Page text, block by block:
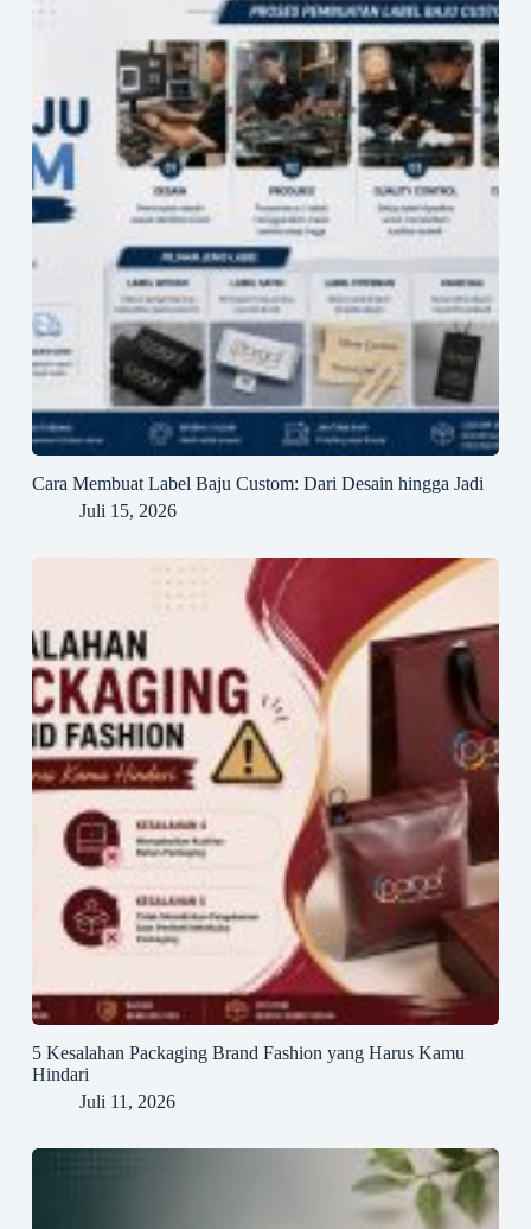
Cara Membuat Label Baju Custom: Dari Desain hingga Jadi
Juli 15, 2026
5 Kesalahan Packaging Brand Fashion yang Harus Kamu
Hindari
Juli 11, 2026